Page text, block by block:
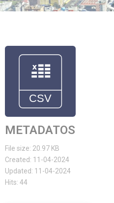
METADATOS
File size: 20.97 KB
Created: 11-04-2024
Updated: 11-04-2024
Hits: 44